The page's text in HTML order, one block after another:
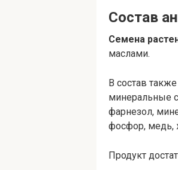
Состав
Семена
маслами.
В состав
минеральные
фарнезол,
фосфор, медь,
Продукт